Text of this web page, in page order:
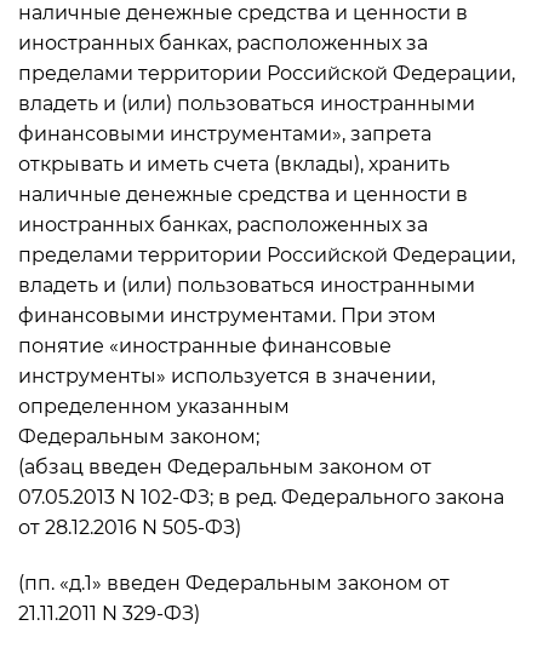
наличные денежные средства и ценности в
иностранных банках, расположенных за
пределами территории Российской Федерации,
владеть и (или) пользоваться иностранными
финансовыми инструментами», запрета
открывать и иметь счета (вклады), хранить
наличные денежные средства и ценности в
иностранных банках, расположенных за
пределами территории Российской Федерации,
владеть и (или) пользоваться иностранными
финансовыми инструментами. При этом
понятие «иностранные финансовые
инструменты» используется в значении,
определенном указанным
Федеральным законом;
(абзац введен Федеральным законом от
07.05.2013 N 102-ФЗ; в ред. Федерального закона
от 28.12.2016 N 505-ФЗ)
(пп. «д.1» введен Федеральным законом от
21.11.2011 N 329-ФЗ)